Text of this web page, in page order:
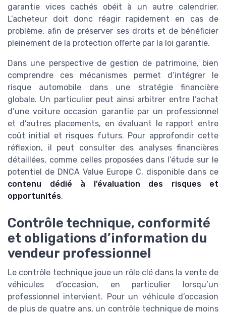
garantie vices cachés obéit à un autre calendrier.
L’acheteur doit donc réagir rapidement en cas de
problème, afin de préserver ses droits et de bénéficier
pleinement de la protection offerte par la loi garantie.
Dans une perspective de gestion de patrimoine, bien
comprendre ces mécanismes permet d’intégrer le
risque automobile dans une stratégie financière
globale. Un particulier peut ainsi arbitrer entre l’achat
d’une voiture occasion garantie par un professionnel
et d’autres placements, en évaluant le rapport entre
coût initial et risques futurs. Pour approfondir cette
réflexion, il peut consulter des analyses financières
détaillées, comme celles proposées dans l’étude sur le
potentiel de DNCA Value Europe C, disponible dans ce
contenu dédié à l’évaluation des risques et
opportunités.
Contrôle technique, conformité
et obligations d’information du
vendeur professionnel
Le contrôle technique joue un rôle clé dans la vente de
véhicules d’occasion, en particulier lorsqu’un
professionnel intervient. Pour un véhicule d’occasion
de plus de quatre ans, un contrôle technique de moins
LE guide ultime pour
bien choisir son
conseiller financier
Téléchargez gratuitement le livre
blanc